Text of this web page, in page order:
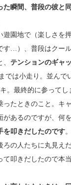
た瞬間、普段の彼と
遊園地で（楽しさを
す…）、普段はクー
テンションのギャ
では小走り。並んで
。最終的に参ってし
ったときのこと。キ
あるのですが、何
を叩きだしたのです
ろの人たちに丸見え
て叩きだしたので本